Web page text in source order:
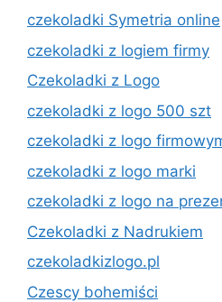
czekoladki Symetria online
czekoladki z logiem firmy
Czekoladki z Logo
czekoladki z logo 500 szt
czekoladki z logo
czekoladki z logo marki
czekoladki z logo na
Czekoladki z Nadrukiem
czekoladkizlogo.pl
Czescy bohemiści